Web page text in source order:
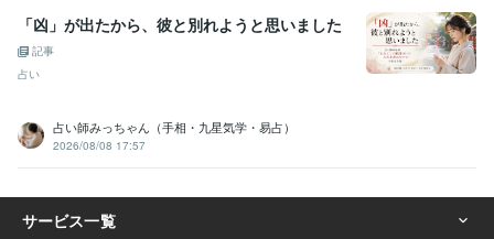
「凶」が出たから、彼と別れようと思いました
記事
占い
占い師みっちゃん（手相・九星気学・易占）
2026/08/08 17:57